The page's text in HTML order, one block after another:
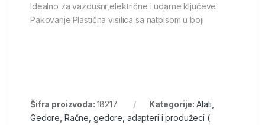
Idealno za vazdušnr,električne i udarne ključeve
Pakovanje:Plastična visilica sa natpisom u boji
Šifra proizvoda: 18217 Kategorije: Alati
Gedore Račne, gedore, adapteri i produžeci (